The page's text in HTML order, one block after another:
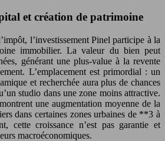
et création de patrimoine
l’investissement Pinel participe à la
immobilier. La valeur du bien peut
générant une plus-value à la revente
L’emplacement est primordial : un
et recherchée aura plus de chances
studio dans une zone moins attractive.
une augmentation moyenne de la
dans certaines zones urbaines de **3 à
cette croissance n’est pas garantie et
macroéconomiques.